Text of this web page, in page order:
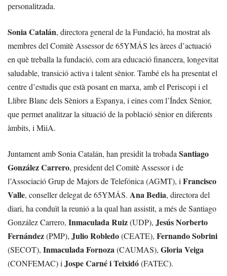
personalitzada.
Sonia Catalán, directora general de la Fundació, ha mostrat als
membres del Comitè Assessor de 65YMÁS les àrees d’actuació
en què treballa la fundació, com ara educació financera, longevitat
saludable, transició activa i talent sènior. També els ha presentat el
centre d’estudis que està posant en marxa, amb el Periscopi i el
Llibre Blanc dels Sèniors a Espanya, i eines com l’Índex Sènior,
que permet analitzar la situació de la població sènior en diferents
àmbits, i MiiA.
Juntament amb Sonia Catalán, han presidit la trobadaSantiago
González Carrero, president del Comitè Assessor i de
l’Associació Grup de Majors de Telefónica (AGMT), iFrancisco
Valle, conseller delegat de 65YMÁS. Ana Bedia, directora del
diari, ha conduït la reunió a la qual han assistit, a més de Santiago
González Carrero, Inmaculada Ruiz(UDP), Jesús Norberto
Fernández(PMP), Julio Robledo(CEATE), Fernando Sobrini
(SECOT), Inmaculada Fornoza(CAUMAS), Gloria Veiga
(CONFEMAC) iJospe Carné i Teixidó(FATEC).